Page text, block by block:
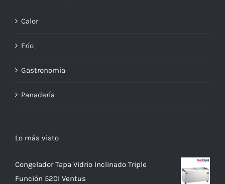
Calor
Frío
Gastronomía
Panadería
Lo más visto
Congelador Tapa Vidrio Inclinado Triple
Función 520I Ventus